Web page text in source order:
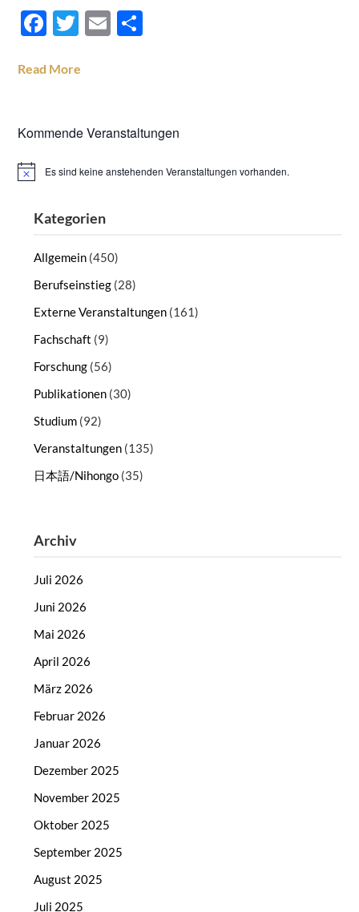
Facebook
Twitter
Email
Read More
Kommende Veranstaltungen
HinweisEs sind keine anstehenden Veranstaltungen vorhanden.
Kategorien
Allgemein (450)
Berufseinstieg (28)
Externe Veranstaltungen (161)
Fachschaft (9)
Forschung (56)
Publikationen (30)
Studium (92)
Veranstaltungen (135)
日本語/Nihongo (35)
Archiv
Juli 2026
Juni 2026
Mai 2026
April 2026
März 2026
Februar 2026
Januar 2026
Dezember 2025
November 2025
Oktober 2025
September 2025
August 2025
Juli 2025